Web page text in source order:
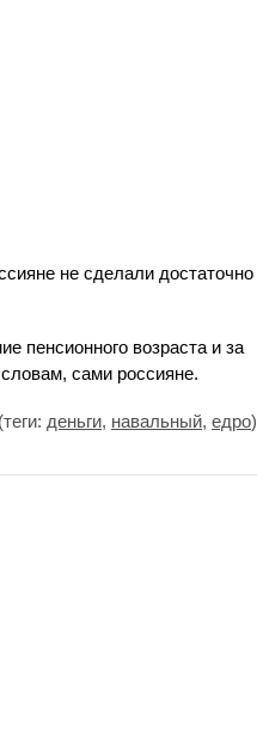
не сделали достаточно
пенсионного возраста и за
сами россияне.
деньги, навальный, едро)